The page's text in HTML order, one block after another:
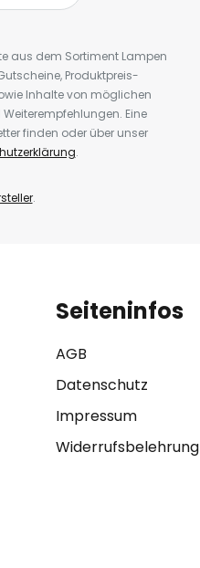
aus dem Sortiment Lampen
Produktpreis-
Inhalte von möglichen
Eine
finden oder über unser
.
.
Seiteninfos
AGB
Datenschutz
Impressum
Widerrufsbelehrung